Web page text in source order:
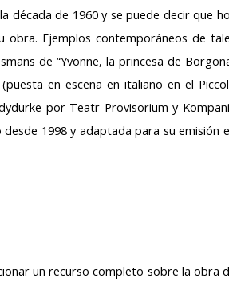
década de 1960 y se puede decir que
Ejemplos contemporáneos de
de “Yvonne, la princesa de
en escena en italiano en el
por Teatr Provisorium y
1998 y adaptada para su emisión
un recurso completo sobre la obra